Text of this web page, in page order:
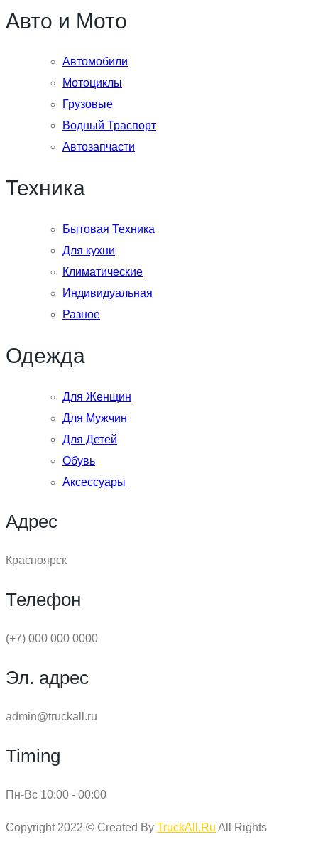
Авто и Мото
Автомобили
Мотоциклы
Грузовые
Водный Траспорт
Автозапчасти
Техника
Бытовая Техника
Для кухни
Климатические
Индивидуальная
Разное
Одежда
Для Женщин
Для Мужчин
Для Детей
Обувь
Аксессуары
Адрес
Красноярск
Телефон
(+7) 000 000 0000
Эл. адрес
admin@truckall.ru
Timing
Пн-Вс 10:00 - 00:00
Copyright 2022 © Created By TruckAll.Ru All Rights